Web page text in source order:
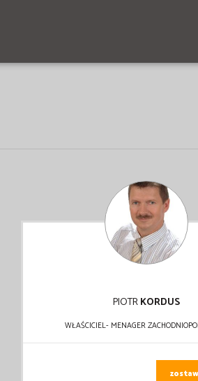
PIOTRKORDUS
WŁAŚCICIEL- MENAGER